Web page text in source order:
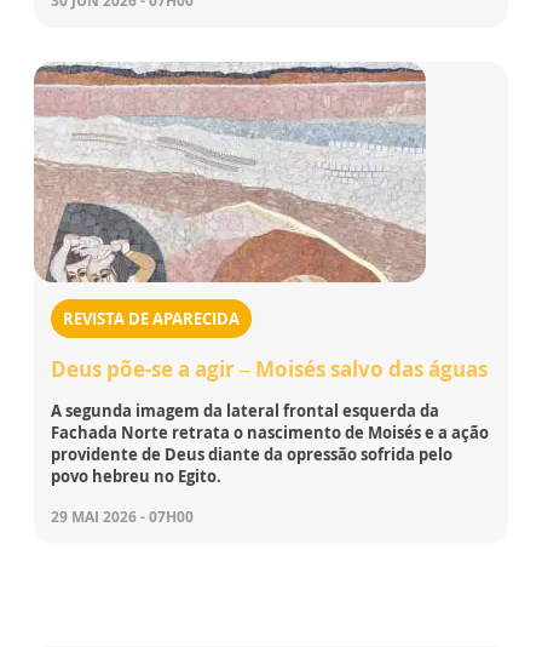
REVISTA DE APARECIDA
Deus põe-se a agir – Moisés salvo das águas
A segunda imagem da lateral frontal esquerda da
Fachada Norte retrata o nascimento de Moisés e a ação
providente de Deus diante da opressão sofrida pelo
povo hebreu no Egito.
29 MAI 2026 - 07H00